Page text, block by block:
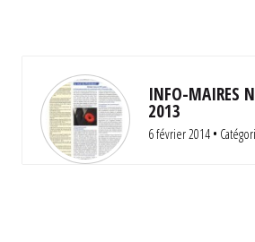
INFO-MAIRES
2013
6 février 2014 •